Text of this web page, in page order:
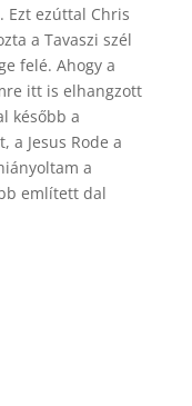
ezúttal Chris
a Tavaszi szél
felé. Ahogy a
itt is elhangzott
később a
a Jesus Rode a
a
említett dal